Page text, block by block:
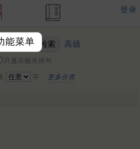
能菜单
登录
高级
只显示相关诗句
字 更多分类